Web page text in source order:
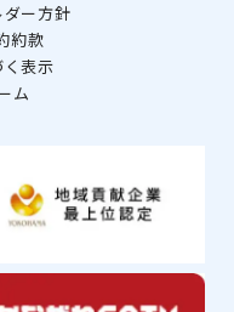
ー方針
約款
表示
ム